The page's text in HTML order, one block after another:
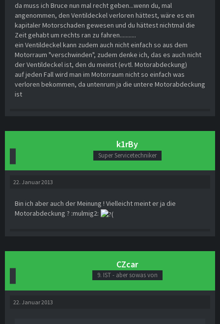
da muss ich Bruce nun mal recht geben...wenn du, mal
angenommen, den Ventildeckel verloren hättest, wäre es ein
kapitaler Motorschaden gewesen und du hättest nichtmal die
Zeit gehabt um rechts ran zu fahren...........
ein Ventildeckel kann zudem auch nicht einfach so aus dem
Motorraum "verschwinden", zudem denke ich, das es auch nicht
der Ventildeckel ist, den du meinst (evtl. Motorabdeckung)
auf jeden Fall wird man im Motorraum nicht so einfach was
verloren bekommen, da untenrum ja die untere Motorabdeckung
ist
k1rBy
Super Servicetechniker
22. Januar 2013
Bin ich aber auch der Meinung ! Vielleicht meint er ja die
Motorabdeckung ? :mulmig2:
CZcar
9. IST - aber sowas von
22. Januar 2013